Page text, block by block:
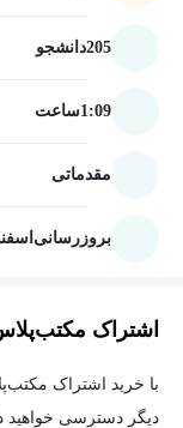
205دانشجو
1:09ساعت
مقدماتی
بروزرسانی اسفند
اشتراک
دیگر دسترسی خواهید